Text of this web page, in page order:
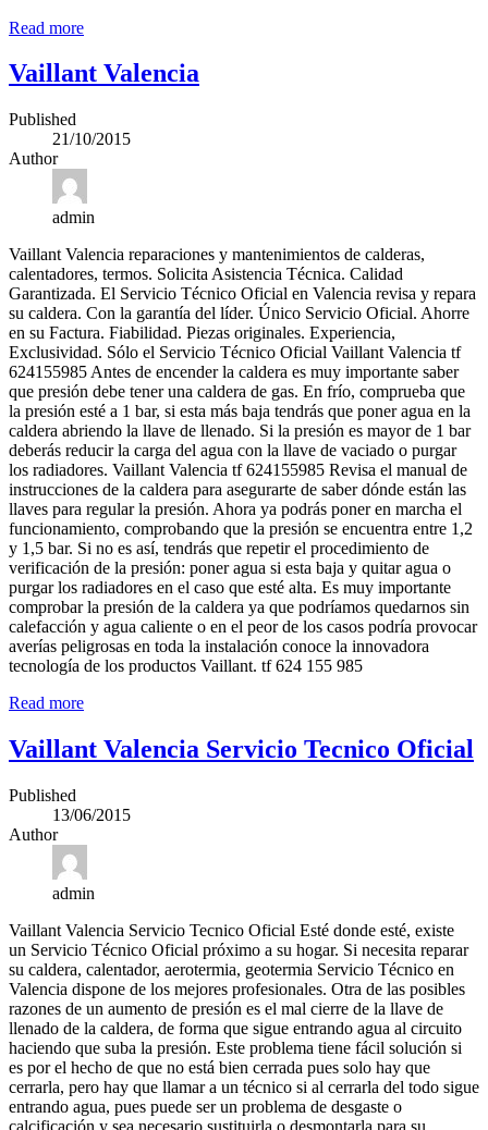
Read more
Vaillant Valencia
Published
21/10/2015
Author
admin
Vaillant Valencia reparaciones y mantenimientos de calderas,
calentadores, termos. Solicita Asistencia Técnica. Calidad
Garantizada. El Servicio Técnico Oficial en Valencia revisa y repara
su caldera. Con la garantía del líder. Único Servicio Oficial. Ahorre
en su Factura. Fiabilidad. Piezas originales. Experiencia,
Exclusividad. Sólo el Servicio Técnico Oficial Vaillant Valencia tf
624155985 Antes de encender la caldera es muy importante saber
que presión debe tener una caldera de gas. En frío, comprueba que
la presión esté a 1 bar, si esta más baja tendrás que poner agua en la
caldera abriendo la llave de llenado. Si la presión es mayor de 1 bar
deberás reducir la carga del agua con la llave de vaciado o purgar
los radiadores. Vaillant Valencia tf 624155985 Revisa el manual de
instrucciones de la caldera para asegurarte de saber dónde están las
llaves para regular la presión. Ahora ya podrás poner en marcha el
funcionamiento, comprobando que la presión se encuentra entre 1,2
y 1,5 bar. Si no es así, tendrás que repetir el procedimiento de
verificación de la presión: poner agua si esta baja y quitar agua o
purgar los radiadores en el caso que esté alta. Es muy importante
comprobar la presión de la caldera ya que podríamos quedarnos sin
calefacción y agua caliente o en el peor de los casos podría provocar
averías peligrosas en toda la instalación conoce la innovadora
tecnología de los productos Vaillant. tf 624 155 985
Read more
Vaillant Valencia Servicio Tecnico Oficial
Published
13/06/2015
Author
admin
Vaillant Valencia Servicio Tecnico Oficial Esté donde esté, existe
un Servicio Técnico Oficial próximo a su hogar. Si necesita reparar
su caldera, calentador, aerotermia, geotermia Servicio Técnico en
Valencia dispone de los mejores profesionales. Otra de las posibles
razones de un aumento de presión es el mal cierre de la llave de
llenado de la caldera, de forma que sigue entrando agua al circuito
haciendo que suba la presión. Este problema tiene fácil solución si
es por el hecho de que no está bien cerrada pues solo hay que
cerrarla, pero hay que llamar a un técnico si al cerrarla del todo sigue
entrando agua, pues puede ser un problema de desgaste o